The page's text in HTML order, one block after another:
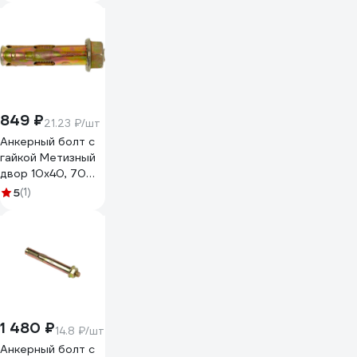
849 ₽21.23 ₽/шт
Анкерный болт с
гайкой Метизный
двор 10x40, 70
шт.5(1)
1 480 ₽14.8 ₽/шт
Анкерный болт с